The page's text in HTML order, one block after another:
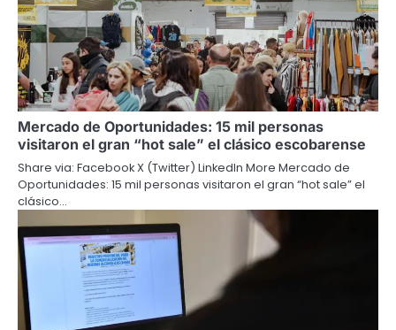
Mercado de Oportunidades: 15 mil personas
visitaron el gran “hot sale” el clásico escobarense
Share via: Facebook X (Twitter) LinkedIn More Mercado de
Oportunidades: 15 mil personas visitaron el gran “hot sale” el
clásico…